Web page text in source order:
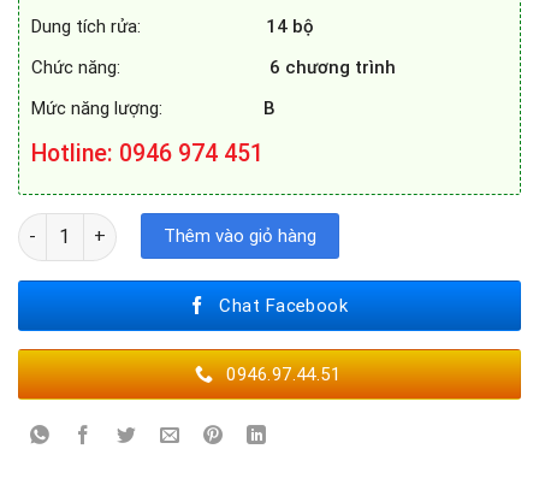
Dung tích rửa: 14 bộ
Chức năng:
6 chương trình
Mức năng lượng:
B
Hotline: 0946 974 451
MÁY RỬA BÁT BOSCH SMS6ZCI10E số lượng
Thêm vào giỏ hàng
Chat Facebook
0946.97.44.51